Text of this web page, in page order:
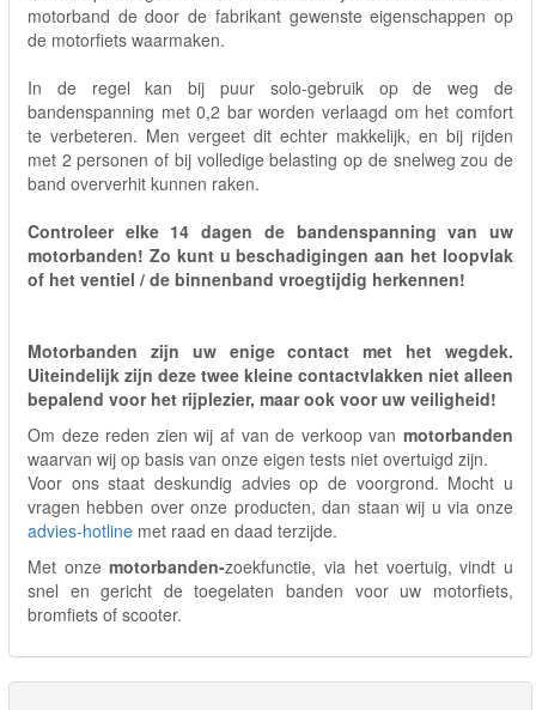
motorband de door de fabrikant gewenste eigenschappen op
de motorfiets waarmaken.
In de regel kan bij puur solo-gebruik op de weg de
bandenspanning met 0,2 bar worden verlaagd om het comfort
te verbeteren. Men vergeet dit echter makkelijk, en bij rijden
met 2 personen of bij volledige belasting op de snelweg zou de
band oververhit kunnen raken.
Controleer elke 14 dagen de bandenspanning van uw
motorbanden! Zo kunt u beschadigingen aan het loopvlak
of het ventiel / de binnenband vroegtijdig herkennen!
Motorbanden zijn uw enige contact met het wegdek.
Uiteindelijk zijn deze twee kleine contactvlakken niet alleen
bepalend voor het rijplezier, maar ook voor uw veiligheid!
Om deze reden zien wij af van de verkoop van motorbanden
waarvan wij op basis van onze eigen tests niet overtuigd zijn.
Voor ons staat deskundig advies op de voorgrond. Mocht u
vragen hebben over onze producten, dan staan wij u via onze
advies-hotline met raad en daad terzijde.
Met onzemotorbanden-zoekfunctie, via het voertuig, vindt u
snel en gericht de toegelaten banden voor uw motorfiets,
bromfiets of scooter.